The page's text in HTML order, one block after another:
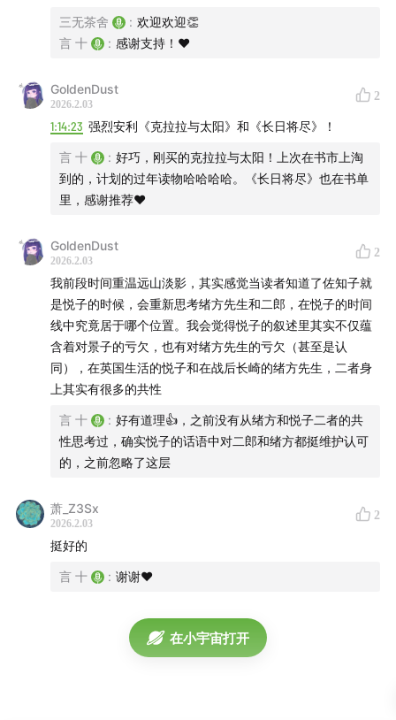
本期主播
时间轴
阅读体验：从平淡拧巴到震撼
石黑一雄介绍，从战后的长崎到移民
12:24 不可靠的叙述者
故事梗概
母亲以“我都是为了你好”之名，将自我行为合理化
在自我欺骗，诉说愧疚，回忆中弥补过错，自我救
战争后的创伤渗透入生活的方方面面
59:10 小孩在战后是最高级别的虐待：出生在地狱模式
人可不可以为自己而活?
三无茶舍 : 欢迎欢迎👏
言 十
: 感谢支持！❤
GoldenDust
2026.2.03
2
1:14:23 强烈安利《克拉拉与太阳》和《长日将尽》！
言 十 : 好巧，刚买的克拉拉与太阳！上次在书市上淘
到的，计划的过年读物哈哈哈哈。《长日将尽》也在书单
里，感谢推荐❤
GoldenDust
2026.2.03
2
我前段时间重温远山淡影，其实感觉当读者知道了佐知子就
是悦子的时候，会重新思考绪方先生和二郎，在悦子的时间
线中究竟居于哪个位置。我会觉得悦子的叙述里其实不仅蕴
含着对景子的亏欠，也有对绪方先生的亏欠（甚至是认
同），在英国生活的悦子和在战后长崎的绪方先生，二者身
上其实有很多的共性
言 十 : 好有道理👍，之前没有从绪方和悦子二者的共
性思考过，确实悦子的话语中对二郎和绪方都挺维护认可
的，之前忽略了这层
萧_Z3Sx
2026.2.03
2
挺好的
言 十 : 谢谢❤
在小宇宙打开